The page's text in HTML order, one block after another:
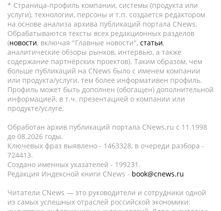
* Страница-профиль компании, системы (продукта или
услуги), технологии, персоны и т.п. создается редактором
на основе анализа архива публикаций портала CNews.
Обрабатываются тексты всех редакционных разделов
(новости, включая "Главные новости", статьи,
аналитические обзоры рынков, интервью, а также
содержание партнёрских проектов). Таким образом, чем
больше публикаций на CNews было с именем компании
или продукта/услуги, тем более информативен профиль.
Профиль может быть дополнен (обогащен) дополнительной
информацией, в т.ч. презентацией о компании или
продукте/услуге.
Обработан архив публикаций портала CNews.ru c 11.1998
до 08.2026 годы.
Ключевых фраз выявлено - 1463328, в очереди разбора -
724413.
Создано именных указателей - 199231.
Редакция Индексной книги CNews - book@cnews.ru
Читатели CNews — это руководители и сотрудники одной
из самых успешных отраслей российской экономики: